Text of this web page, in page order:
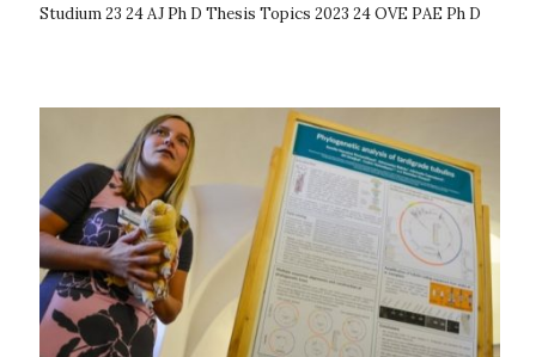
Studium 23 24 AJ Ph D Thesis Topics 2023 24 OVE PAE Ph D